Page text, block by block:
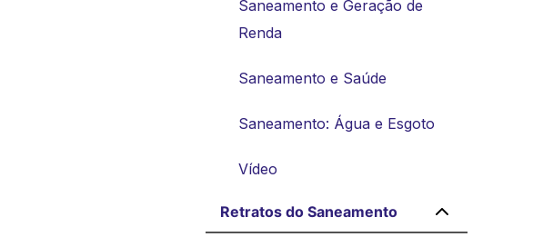
Saneamento e Geração de
Renda
Saneamento e Saúde
Saneamento: Água e Esgoto
Vídeo
Retratos do Saneamento